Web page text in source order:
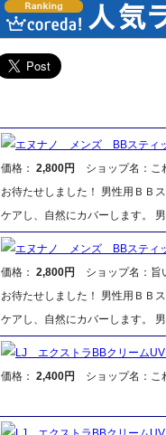
エヌナノ メンズ BBスティッ
価格： 2,800円
ショップ名：こ
お待たせしました！ 男性用ＢＢ
ケアし、自然にカバーします。
エヌナノ メンズ BBスティッ
価格： 2,800円
ショップ名：旨
お待たせしました！ 男性用ＢＢ
ケアし、自然にカバーします。
LJ エクストラBBクリームUV
価格： 2,400円 ショップ名：こ